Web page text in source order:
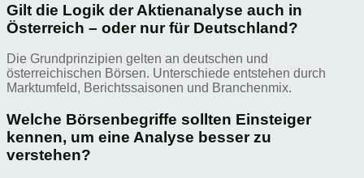
Gilt die Logik der Aktienanalyse auch in
Österreich – oder nur für Deutschland?
Die Grundprinzipien gelten an deutschen und
österreichischen Börsen. Unterschiede entstehen durch
Marktumfeld, Berichtssaisonen und Branchenmix.
Welche Börsenbegriffe sollten Einsteiger
kennen, um eine Analyse besser zu
verstehen?